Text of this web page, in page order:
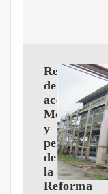
Refinación
de
aceiteen
México
y
perspectiva
de
la
Reforma